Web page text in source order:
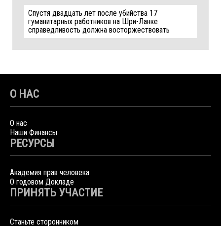
Спустя двадцать лет после убийства 17
гуманитарных работников на Шри-Ланке
справедливость должна восторжествовать
О НАС
О нас
Наши Финансы
РЕСУРСЫ
Академия прав человека
О годовом Докладе
ПРИНЯТЬ УЧАСТИЕ
Станьте сторонником